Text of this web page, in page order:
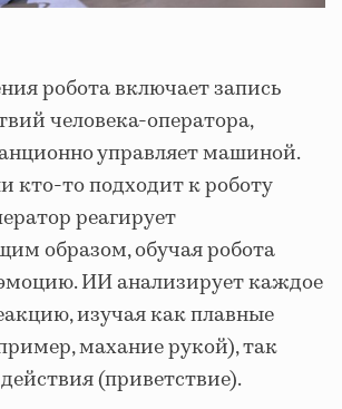
робота включает запись
человека-оператора,
управляет машиной.
кто-то подходит к роботу
реагирует
образом, обучая робота
ИИ анализирует каждое
изучая как плавные
махание рукой), так
(приветствие).